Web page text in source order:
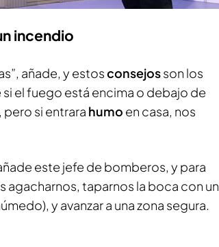
incendio
añade, y estosconsejosson los
el fuego está encima o debajo de
pero si entrara humo en casa, nos
este jefe de bomberos, y para
taparnos la boca con un
y avanzar a una zona segura.